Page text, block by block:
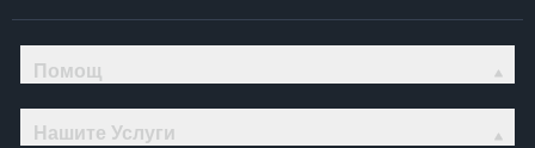
Помощ
Нашите Услуги